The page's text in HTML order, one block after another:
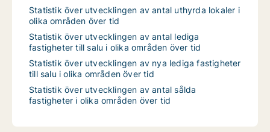
Statistik över utvecklingen av antal uthyrda lokaler i
olika områden över tid
Statistik över utvecklingen av antal lediga
fastigheter till salu i olika områden över tid
Statistik över utvecklingen av nya lediga fastigheter
till salu i olika områden över tid
Statistik över utvecklingen av antal sålda
fastigheter i olika områden över tid